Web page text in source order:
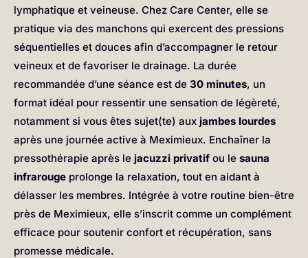
lymphatique et veineuse. Chez Care Center, elle se
pratique via des manchons qui exercent des pressions
séquentielles et douces afin d’accompagner le retour
veineux et de favoriser le drainage. La durée
recommandée d’une séance est de 30 minutes, un
format idéal pour ressentir une sensation de légèreté,
notamment si vous êtes sujet(te) aux jambes lourdes
après une journée active à Meximieux. Enchaîner la
pressothérapie après le jacuzzi privatif ou le sauna
infrarouge prolonge la relaxation, tout en aidant à
délasser les membres. Intégrée à votre routine bien-être
près de Meximieux, elle s’inscrit comme un complément
efficace pour soutenir confort et récupération, sans
promesse médicale.